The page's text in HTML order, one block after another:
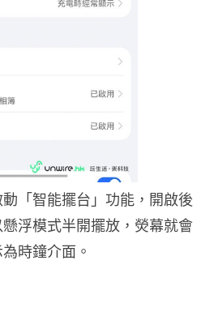
「智能擺台」功能，開啟後
浮模式半開擺放，熒幕就會
時鐘介面。